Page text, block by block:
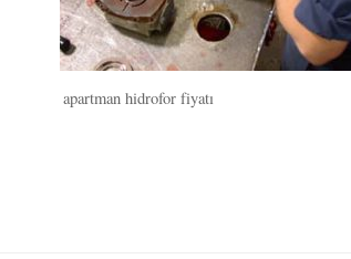
apartman hidrofor fiyatı